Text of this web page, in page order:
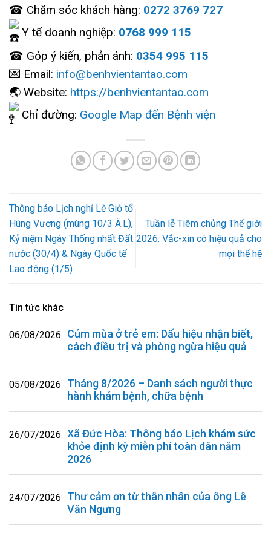
☎ Chăm sóc khách hàng: 0272 3769 727
Y tế doanh nghiệp: 0768 999 115
☎ Góp ý kiến, phản ánh: 0354 995 115
💌 Email: info@benhvientantao.com
🌏 Website: https://benhvientantao.com
Chỉ đường: Google Map đến Bệnh viện
Thông báo Lịch nghỉ Lễ Giỗ tổ
Hùng Vương (mùng 10/3 Â.L),
Kỷ niệm Ngày Thống nhất Đất
nước (30/4) & Ngày Quốc tế
Lao động (1/5)
Tuần lễ Tiêm chủng Thế giới
2026: Vắc-xin có hiệu quả cho
mọi thế hệ
Tin tức khác
06/08/2026
Cúm mùa ở trẻ em: Dấu hiệu nhận biết,
cách điều trị và phòng ngừa hiệu quả
05/08/2026
Tháng 8/2026 – Danh sách người thực
hành khám bệnh, chữa bệnh
26/07/2026 Xã Đức Hòa: Thông báo Lịch khám sức
khỏe định kỳ miễn phí toàn dân năm
2026
24/07/2026
Thư cảm ơn từ thân nhân của ông Lê
Văn Ngưng